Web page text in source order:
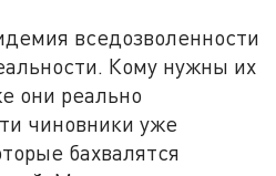
вседозволенности
Кому нужны их
они реально
чиновники уже
бахвалятся